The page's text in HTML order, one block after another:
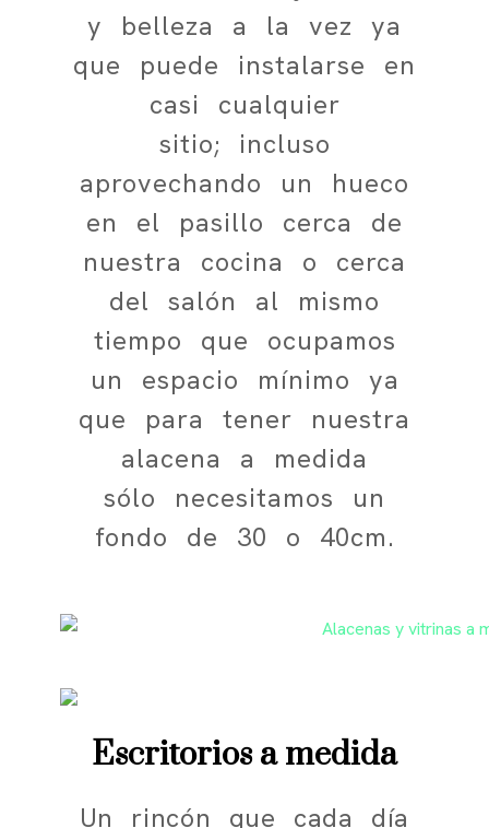
y belleza a la vez ya
que puede instalarse en
casi cualquier
sitio; incluso
aprovechando un hueco
en el pasillo cerca de
nuestra cocina o cerca
del salón al mismo
tiempo que ocupamos
un espacio mínimo ya
que para tener nuestra
alacena a medida
sólo necesitamos un
fondo de 30 o 40cm.
Escritorios a medida
Un rincón que cada día